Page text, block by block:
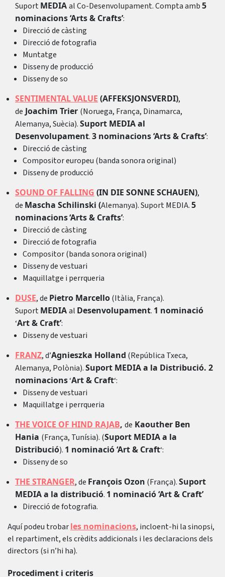
SuportMEDIAal Co-Desenvolupament. Compta amb5
nominacions ‘Arts & Crafts’:
Direcció de càsting
Direcció de fotografia
Muntatge
Disseny de producció
Disseny de so
SENTIMENTAL VALUE (AFFEKSJONSVERDI),
de Joachim Trier (Noruega, França, Dinamarca,
Alemanya, Suècia).Suport MEDIA al
Desenvolupament.3 nominacions ‘Arts & Crafts’:
Direcció de càsting
Compositor europeu (banda sonora original)
Disseny de producció
SOUND OF FALLING (IN DIE SONNE SCHAUEN),
de Mascha Schilinski (Alemanya). Suport MEDIA.5
nominacions‘Arts & Crafts’:
Direcció de càsting
Direcció de fotografia
Compositor (banda sonora original)
Disseny de vestuari
Maquillatge i perrqueria
DUSE, de Pietro Marcello(Itàlia, França).
SuportMEDIAal Desenvolupament. 1 nominació
‘Art & Craft’:
Disseny de vestuari
FRANZ, d’Agnieszka Holland (República Txeca,
Alemanya, Polònia).Suport MEDIA a la Distribució. 2
nominacions‘Art & Craft‘:
Disseny de vestuari
Maquillatge i perrqueria
THE VOICE OF HIND RAJAB, de Kaouther Ben
Hania (França, Tunísia). (Suport MEDIA a la
Distribució). 1 nominació ‘Art & Craft‘:
Disseny de so
THE STRANGER, de François Ozon (França).Suport
MEDIA a la distribució. 1 nominació ‘Art & Craft’
Direcció de fotografia.
Aquí podeu trobarles nominacions, incloent-hi la sinopsi,
el repartiment, els crèdits addicionals i les declaracions dels
directors (si n’hi ha).
Procediment i criteris